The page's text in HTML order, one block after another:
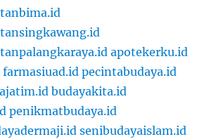
apotekerku.id
farmasiuad.id pecintabudaya.id
budayakita.id
penikmatbudaya.id
senibudayaislam.id